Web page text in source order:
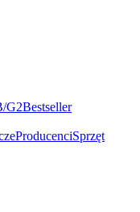
Bestseller
ProducenciSprzęt